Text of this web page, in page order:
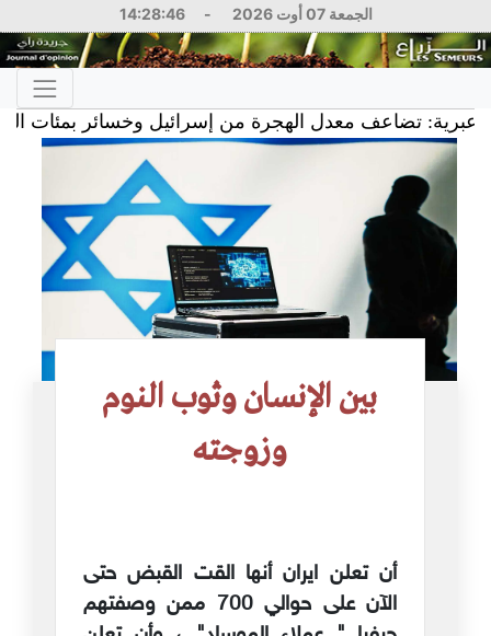
الجمعة 07 أوت 2026 -
14:28:46
تضاعف معدل الهجرة من إسرائيل وخسائر بمئات الملايين
بين الإنسان وثوب النوم
وزوجته
أن تعلن ايران أنها القت القبض حتى
الآن على حوالي 700 ممن وصفتهم